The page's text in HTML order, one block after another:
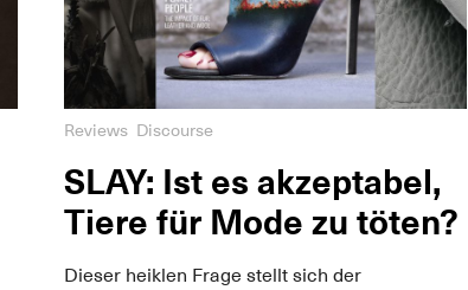
Reviews Discourse
SLAY: Ist es akzeptabel,
Tiere für Mode zu töten?
Dieser heiklen Frage stellt sich der